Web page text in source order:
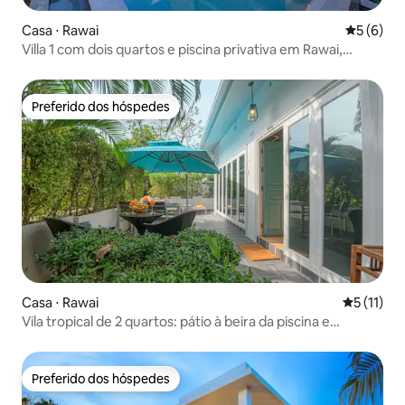
Casa ⋅ Rawai 5 de
5 (6)
Villa 1 com dois quartos e piscina privativa em Rawai,
Preferido dos hóspedes
Preferido dos hóspedes
Casa ⋅ Rawai 5 de uma
5 (11)
Vila tropical de 2 quartos: pátio à beira da piscina e
Preferido dos hóspedes
Preferido dos hóspedes